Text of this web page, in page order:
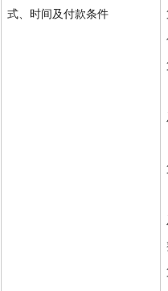
式、时间及付款条件